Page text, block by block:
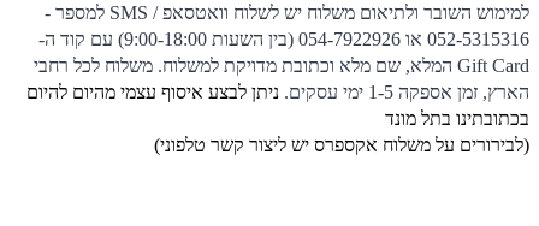
למימוש השובר ולתיאום משלוח יש לשלוח וואטסאפ / SMS למספר -
052-5315316 או 054-7922926 (בין השעות 9:00-18:00) עם קוד ה-
Gift Card המלא, שם מלא וכתובת מדויקת למשלוח. משלוח לכל רחבי
הארץ, זמן אספקה 1-5 ימי עסקים.
ניתן לבצע איסוף עצמי מהיום להיום
בכתובתינו בתל מונד
(לבירורים על משלוח אקספרס יש ליצור קשר טלפוני)